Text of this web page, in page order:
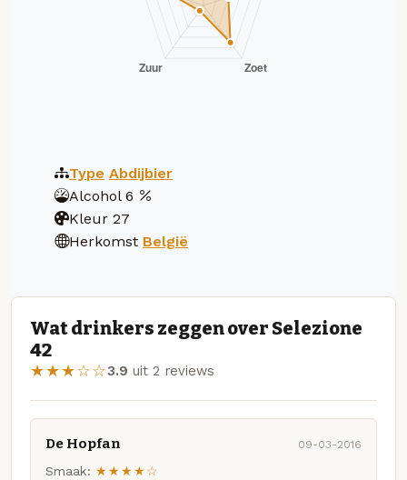
Type Abdijbier
Alcohol 6
Kleur 27
Herkomst België
Wat drinkers zeggen over Selezione
42
★★★☆☆3.9 uit 2 reviews
De Hopfan 09-03-2016
Smaak: ★★★★☆